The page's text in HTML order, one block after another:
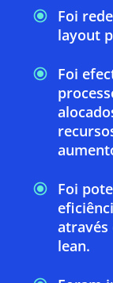
Foi
layout
Foi
Foi
através
lean.